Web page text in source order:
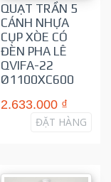
QUẠT TRẦN 5
CÁNH NHỰA
CỤP XÒE CÓ
ĐÈN PHA LÊ
QVIFA-22
Ø1100XC600
2.633.000 ₫
ĐẶT HÀNG